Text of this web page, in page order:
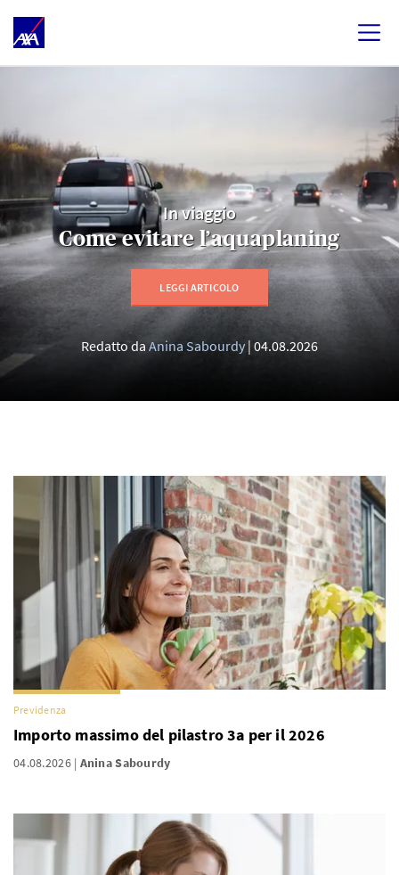
In viaggio
Come evitare l’aquaplaning
LEGGI ARTICOLO
Redatto daAnina Sabourdy 04.08.2026
Previdenza
Importo massimo del pilastro 3a per il 2026
04.08.2026 Anina Sabourdy